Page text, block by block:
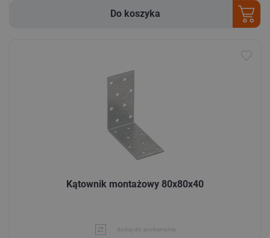
Do koszyka
Kątownik montażowy 80x80x40
dodaj do porównania